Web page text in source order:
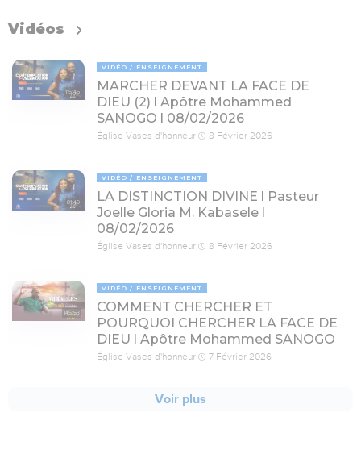
Vidéos
115:45
VIDÉO ENSEIGNEMENT
MARCHER DEVANT LA FACE DE
DIEU (2) l Apôtre Mohammed
SANOGO l 08/02/2026
Église Vases d'honneur 8 Février 2026
81:49
VIDÉO ENSEIGNEMENT
LA DISTINCTION DIVINE l Pasteur
Joelle Gloria M. Kabasele l
08/02/2026
Église Vases d'honneur 8 Février 2026
145:53
VIDÉO ENSEIGNEMENT
COMMENT CHERCHER ET
POURQUOI CHERCHER LA FACE DE
DIEU l Apôtre Mohammed SANOGO
Église Vases d'honneur 7 Février 2026
Voir plus